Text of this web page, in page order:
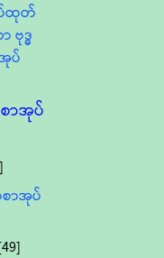
ပ်ထုတ်
ဗုဒ္ဓ
ပ်
ာအုပ်
ာအုပ်